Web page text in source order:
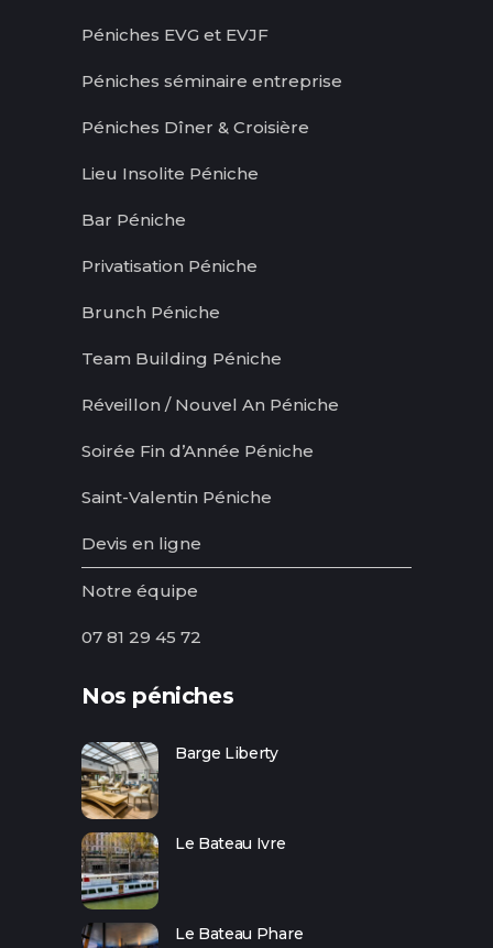
Péniches EVG et EVJF
Péniches séminaire entreprise
Péniches Dîner & Croisière
Lieu Insolite Péniche
Bar Péniche
Privatisation Péniche
Brunch Péniche
Team Building Péniche
Réveillon / Nouvel An Péniche
Soirée Fin d’Année Péniche
Saint-Valentin Péniche
Devis en ligne
Notre équipe
07 81 29 45 72
Nos péniches
Barge Liberty
Le Bateau Ivre
Le Bateau Phare